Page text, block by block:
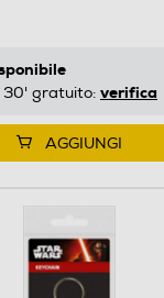
30' gratuito: verifica
AGGIUNGI